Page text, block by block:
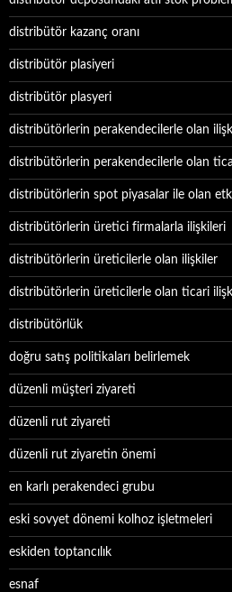
distribütör kazanç oranı
distribütör plasiyeri
distribütör plasyeri
distribütörlerin perakendecilerle olan
distribütörlerin perakendecilerle olan
distribütörlerin spot piyasalar ile olan
distribütörlerin üretici firmalarla ilişkileri
distribütörlerin üreticilerle olan ilişkiler
distribütörlerin üreticilerle olan ticari
distribütörlük
doğru satış politikaları belirlemek
düzenli müşteri ziyareti
düzenli rut ziyareti
düzenli rut ziyaretin önemi
en karlı perakendeci grubu
eski sovyet dönemi kolhoz işletmeleri
eskiden toptancılık
esnaf